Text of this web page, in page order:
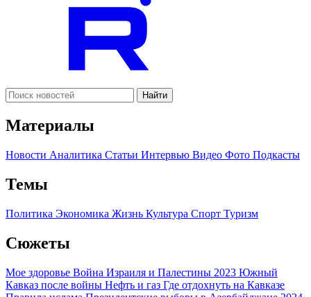
Найти
Материалы
Новости Аналитика Статьи Интервью Видео Фото Подкасты
Темы
Политика Экономика Жизнь Культура Спорт Туризм
Сюжеты
Мое здоровье Война Израиля и Палестины 2023 Южный
Кавказ после войны Нефть и газ Где отдохнуть на Кавказе